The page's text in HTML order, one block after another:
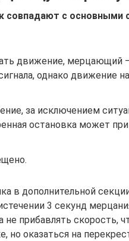
совпадают с основными
движение, мерцающий
однако движение
за исключением
остановка может
в дополнительной
3 секунд
не прибавлять скорость,
но оказаться на